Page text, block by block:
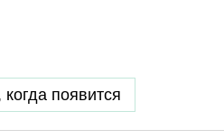
появится